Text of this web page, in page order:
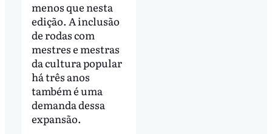
menos que nesta
edição. A inclusão
de rodas com
mestres e mestras
da cultura popular
há três anos
também é uma
demanda dessa
expansão.